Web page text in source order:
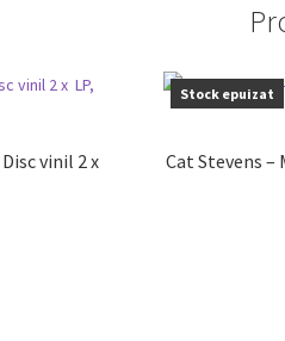
Stock epuizat
Cat Stevens –